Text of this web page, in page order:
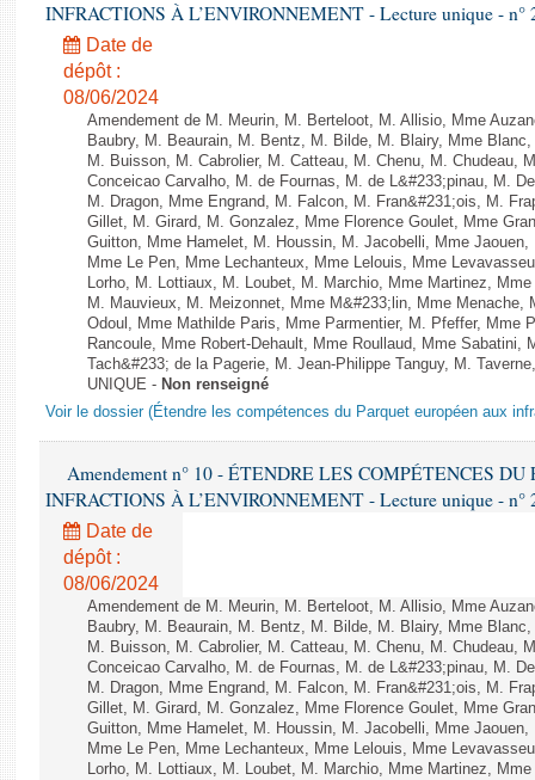
INFRACTIONS À L’ENVIRONNEMENT - Lecture unique - n°
Date de
dépôt :
08/06/2024
Amendement de M. Meurin, M. Berteloot, M. Allisio, Mme
Baubry, M. Beaurain, M. Bentz, M. Bilde, M. Blairy, Mme
M. Buisson, M. Cabrolier, M. Catteau, M. Chenu, M. Chudeau,
Conceicao Carvalho, M. de Fournas, M. de L&#233;pinau, M.
M. Dragon, Mme Engrand, M. Falcon, M. Fran&#231;ois, M.
Gillet, M. Girard, M. Gonzalez, Mme Florence Goulet, Mme
Guitton, Mme Hamelet, M. Houssin, M. Jacobelli, Mme
Mme Le Pen, Mme Lechanteux, Mme Lelouis, Mme
Lorho, M. Lottiaux, M. Loubet, M. Marchio, Mme Martinez,
M. Mauvieux, M. Meizonnet, Mme M&#233;lin, Mme Menache,
Odoul, Mme Mathilde Paris, Mme Parmentier, M. Pfeffer, Mme
Rancoule, Mme Robert-Dehault, Mme Roullaud, Mme
Tach&#233; de la Pagerie, M. Jean-Philippe Tanguy, M.
UNIQUE - Non renseigné
Voir le dossier (Étendre les compétences du Parquet européen aux
Amendement n° 10 - ÉTENDRE LES COMPÉTENCES
INFRACTIONS À L’ENVIRONNEMENT - Lecture unique - n°
Date de
dépôt :
08/06/2024
Amendement de M. Meurin, M. Berteloot, M. Allisio, Mme
Baubry, M. Beaurain, M. Bentz, M. Bilde, M. Blairy, Mme
M. Buisson, M. Cabrolier, M. Catteau, M. Chenu, M. Chudeau,
Conceicao Carvalho, M. de Fournas, M. de L&#233;pinau, M.
M. Dragon, Mme Engrand, M. Falcon, M. Fran&#231;ois, M.
Gillet, M. Girard, M. Gonzalez, Mme Florence Goulet, Mme
Guitton, Mme Hamelet, M. Houssin, M. Jacobelli, Mme
Mme Le Pen, Mme Lechanteux, Mme Lelouis, Mme
Lorho, M. Lottiaux, M. Loubet, M. Marchio, Mme Martinez,